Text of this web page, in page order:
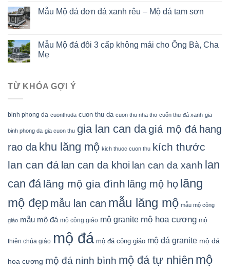
Mẫu Mộ đá đơn đá xanh rêu – Mộ đá tam sơn
Mẫu Mộ đá đôi 3 cấp không mái cho Ông Bà, Cha
Mẹ
TỪ KHÓA GỢI Ý
binh phong da cuonthuda cuon thu da cuon thu nha tho cuốn thư đá xanh gia
binh phong da gia cuon thu gia lan can dagiá mộ đá hang
rao da khu lăng mộ kich thuoc cuon thu kích thước
lan can đá lan can da khoi lan can da xanh lan
can đá lăng mộ gia đình lăng mộ họ lăng
mộ đẹp mẫu lan can mẫu lăng mộ mẫu mộ công
giáo mẫu mộ đá mộ công giáo mộ granite mộ hoa cương mộ
thiên chúa giáo mộ đá mộ đá công giáo mộ đá granite mộ đá
hoa cương mộ đá ninh bình mộ đá tự nhiên mộ